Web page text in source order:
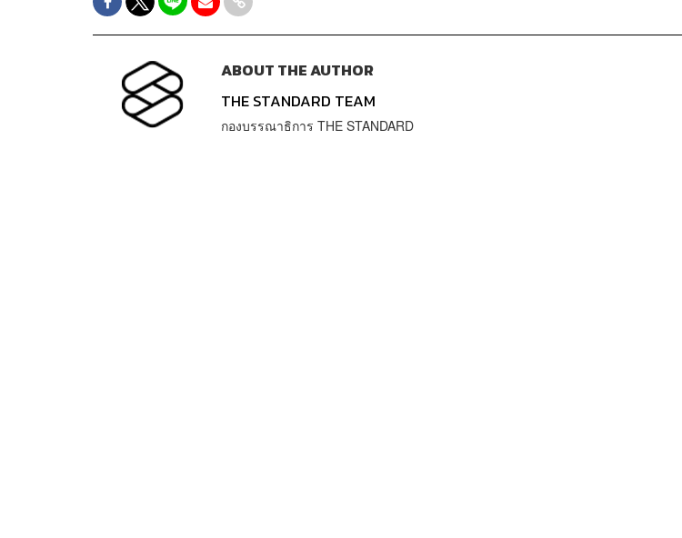
ABOUT THE AUTHOR
THE STANDARD TEAM
กองบรรณาธิการ THE STANDARD